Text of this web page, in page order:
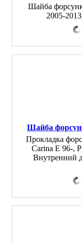
Шайба
2005-
Шайба
Прокладка
Carina E 96-,
Внутренний